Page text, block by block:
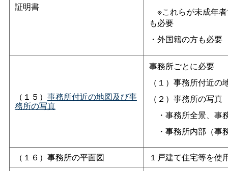
証明書
※これらが未成年
も必要
・外国籍の方も必要
（１５） 事務所付近の地図及び事
務所の写真
事務所ごとに必要
（１）事務所付近
（２）事務所の写真
・事務所全景、事
・事務所内部（事
（１６）事務所の平面図
１戸建て住宅等を使